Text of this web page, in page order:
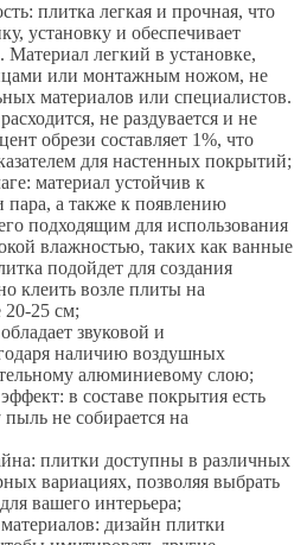
плитка легкая и прочная, что
установку и обеспечивает
легкий в установке,
или монтажным ножом, не
материалов или специалистов.
не раздувается и не
обрези составляет 1%, что
для настенных покрытий;
материал устойчив к
пара, а также к появлению
подходящим для использования
влажностью, таких как ванные
подойдет для создания
клеить возле плиты на
20-25 см;
звуковой и
наличию воздушных
алюминиевому слою;
в составе покрытия есть
не собирается на
плитки доступны в различных
вариациях, позволяя выбрать
вашего интерьера;
дизайн плитки